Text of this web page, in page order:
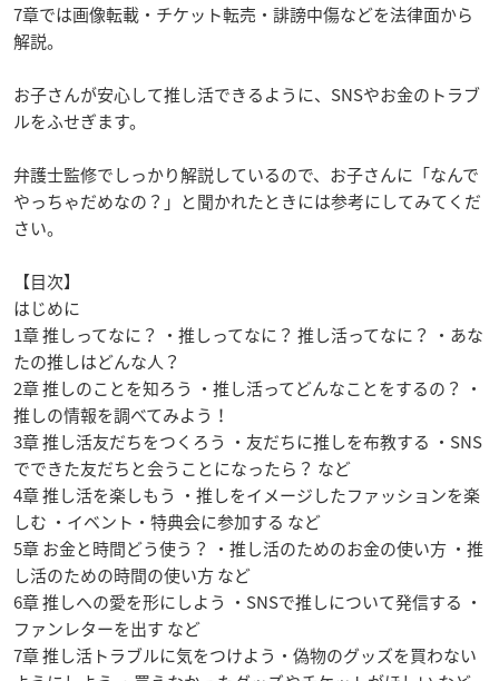
7章では画像転載・チケット転売・誹謗中傷などを法律面から
解説。
お子さんが安心して推し活できるように、SNSやお金のトラブ
ルをふせぎます。
弁護士監修でしっかり解説しているので、お子さんに「なんで
やっちゃだめなの？」と聞かれたときには参考にしてみてくだ
さい。
【目次】
はじめに
1章 推しってなに？ ・推しってなに？ 推し活ってなに？ ・あな
たの推しはどんな人？
2章 推しのことを知ろう ・推し活ってどんなことをするの？ ・
推しの情報を調べてみよう！
3章 推し活友だちをつくろう ・友だちに推しを布教する ・SNS
でできた友だちと会うことになったら？ など
4章 推し活を楽しもう ・推しをイメージしたファッションを楽
しむ ・イベント・特典会に参加する など
5章 お金と時間どう使う？ ・推し活のためのお金の使い方 ・推
し活のための時間の使い方 など
6章 推しへの愛を形にしよう ・SNSで推しについて発信する ・
ファンレターを出す など
7章 推し活トラブルに気をつけよう・偽物のグッズを買わない